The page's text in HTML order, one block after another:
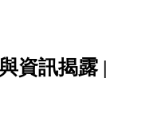
資訊揭露 |